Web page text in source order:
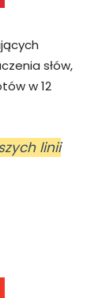
słów,
w 12
linii